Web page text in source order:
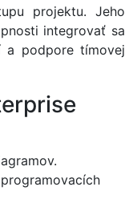
projektu. Jeho
integrovať sa
a podpore tímovej